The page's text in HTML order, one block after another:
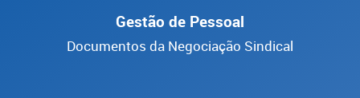
Gestão de Pessoal
Documentos da Negociação Sindical